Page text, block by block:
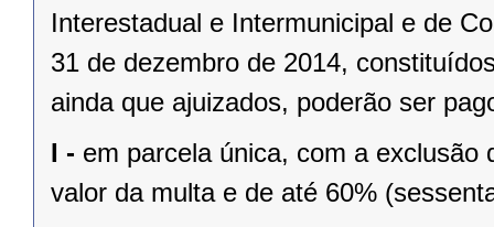
Interestadual e Intermunicipal e de
31 de dezembro de 2014,
ainda que ajuizados, poderão ser
I - em parcela única, com a
valor da multa e de até 60%